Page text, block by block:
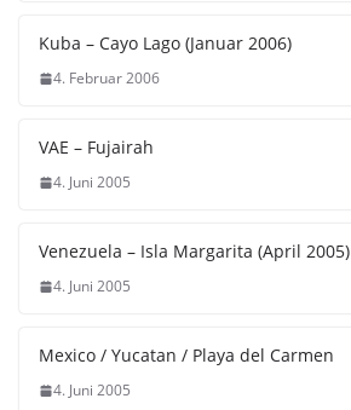
Kuba – Cayo Lago (Januar 2006)
4. Februar 2006
VAE – Fujairah
4. Juni 2005
Venezuela – Isla Margarita (April 2005)
4. Juni 2005
Mexico / Yucatan / Playa del Carmen
4. Juni 2005